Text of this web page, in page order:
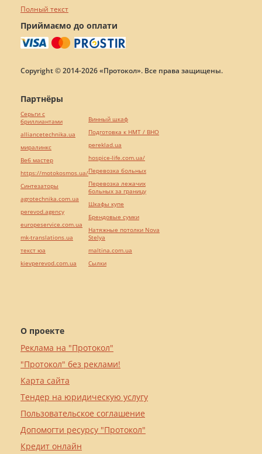
Полный текст
Приймаємо до оплати
Copyright © 2014-2026 «Протокол». Все права защищены.
О проекте
Реклама на "Протокол"
"Протокол" без реклами!
Карта сайта
Тендер на юридическую услугу
Пользовательское соглашение
Допомогти ресурсу "Протокол"
Кредит онлайн
Партнёры
Серьги с
бриллиантами
alliancetechnika.ua
миралинкс
Веб мастер
https://motokosmos.ua/
Синтезаторы
agrotechnika.com.ua
perevod.agency
europeservice.com.ua
mk-translations.ua
текст юа
kievperevod.com.ua
Винный шкаф
Подготовка к НМТ / ВНО
pereklad.ua
hospice-life.com.ua/
Перевозка больных
Перевозка лежачих
больных за границу
Шкафы купе
Брендовые сумки
Натяжные потолки Nova
Stelya
maltina.com.ua
Cылки